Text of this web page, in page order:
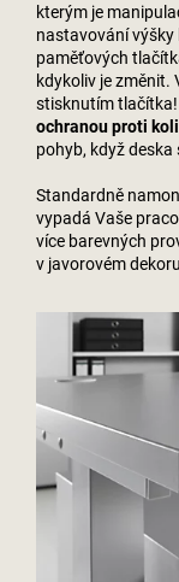
kterým je
nastavování výšky
paměťových
kdykoliv je změnit.
stisknutím tlačítka!
ochranou proti
pohyb, když
Standardně
vypadá Vaše
více barevných
v javorovém